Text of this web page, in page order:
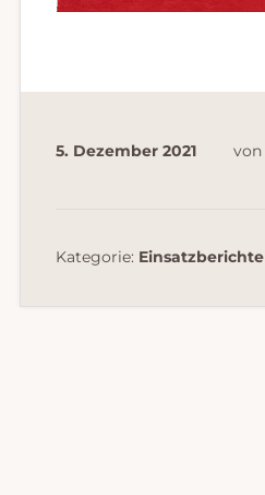
5. Dezember 2021 von
Kategorie: Einsatzberichte